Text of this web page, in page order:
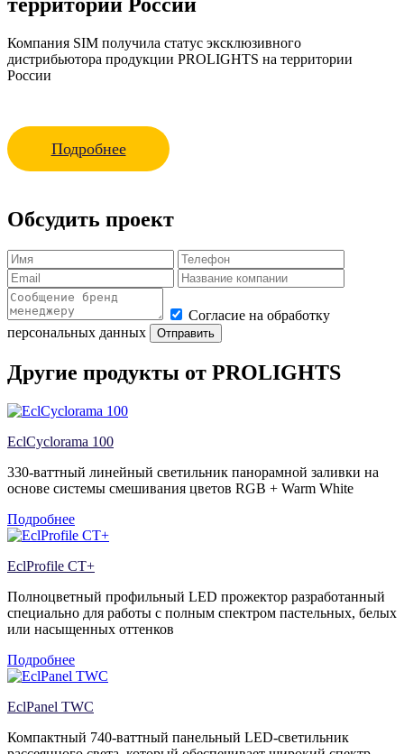
территории России
Компания SIM получила статус эксклюзивного
дистрибьютора продукции PROLIGHTS на территории
России
Подробнее
Обсудить проект
Согласие на обработку
персональных данных
Отправить
Другие продукты от PROLIGHTS
EclCyclorama 100
330-ваттный линейный светильник панорамной заливки на
основе системы смешивания цветов RGB + Warm White
Подробнее
EclProfile CT+
Полноцветный профильный LED прожектор разработанный
специально для работы с полным спектром пастельных, белых
или насыщенных оттенков
Подробнее
EclPanel TWC
Компактный 740-ваттный панельный LED-светильник